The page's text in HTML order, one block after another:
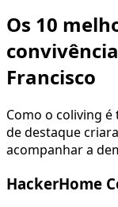
Os 10
Francisco
Como o coliving
de destaque
acompanhar a
HackerHome